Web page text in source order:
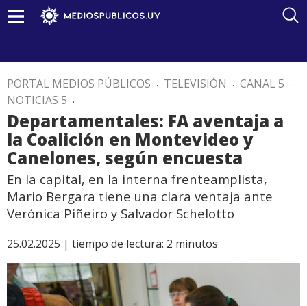
PORTAL MEDIOS PÚBLICOS . TELEVISIÓN . CANAL 5 .
NOTICIAS 5 .
Departamentales: FA aventaja a
la Coalición en Montevideo y
Canelones, según encuesta
En la capital, en la interna frenteamplista,
Mario Bergara tiene una clara ventaja ante
Verónica Piñeiro y Salvador Schelotto
25.02.2025 | tiempo de lectura: 2 minutos